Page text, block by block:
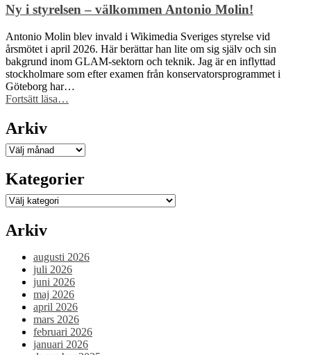
Wikimedia
Brasil
får
Sida-
finansiering
för
att
stärka
civilsamhället
kunskap”
Ny i styrelsen – välkommen Antonio Molin!
Antonio Molin blev invald i Wikimedia Sveriges styrelse vid
årsmötet i april 2026. Här berättar han lite om sig själv och sin
bakgrund inom GLAM-sektorn och teknik. Jag är en inflyttad
stockholmare som efter examen från konservatorsprogrammet i
Göteborg har…
Fortsätt läsa
välkommen
Antonio
Molin!”
…
Arkiv
Arkiv
Kategorier
Kategorier
Arkiv
augusti 2026
juli 2026
juni 2026
maj 2026
april 2026
mars 2026
februari 2026
januari 2026